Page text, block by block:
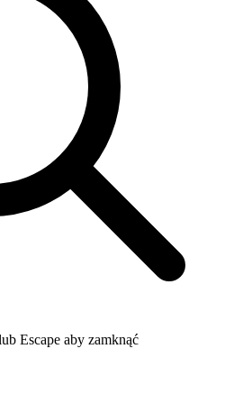
Escape aby zamknąć